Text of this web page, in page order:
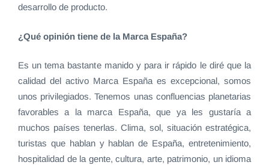
desarrollo de producto.
¿Qué opinión tiene de la Marca España?
Es un tema bastante manido y para ir rápido le diré que la
calidad del activo Marca España es excepcional, somos
unos privilegiados. Tenemos unas confluencias planetarias
favorables a la marca España, que ya les gustaría a
muchos países tenerlas. Clima, sol, situación estratégica,
turistas que hablan y hablan de España, entretenimiento,
hospitalidad de la gente, cultura, arte, patrimonio, un idioma